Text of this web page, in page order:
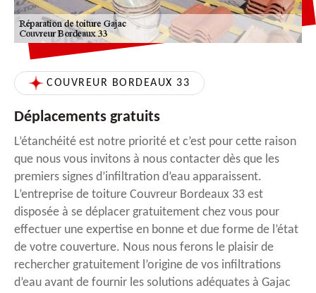
COUVREUR BORDEAUX 33
Déplacements gratuits
L’étanchéité est notre priorité et c’est pour cette raison
que nous vous invitons à nous contacter dès que les
premiers signes d’infiltration d’eau apparaissent.
L’entreprise de toiture Couvreur Bordeaux 33 est
disposée à se déplacer gratuitement chez vous pour
effectuer une expertise en bonne et due forme de l’état
de votre couverture. Nous nous ferons le plaisir de
rechercher gratuitement l’origine de vos infiltrations
d’eau avant de fournir les solutions adéquates à Gajac